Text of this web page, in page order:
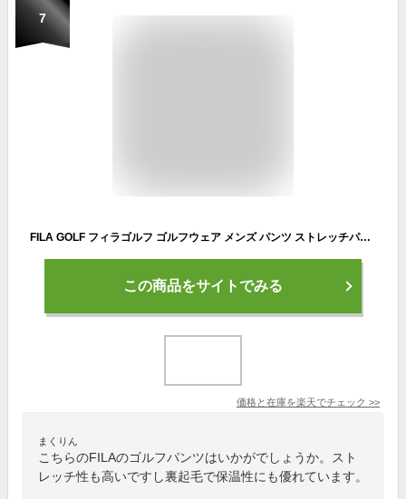
7
FILA GOLF フィラゴルフ ゴルフウェア メンズ パンツ ストレッチパンツ ブランド 秋 冬 裏起毛 あったか 保温 防寒 伸びる 伸縮性 UVカット Dカン ボトムス 78 82 86 90 94 ゆったり 大きいサイズ スポーツ プレゼント
この商品をサイトでみる
価格と在庫を楽天でチェック >>
まくりん
こちらのFILAのゴルフパンツはいかがでしょうか。スト
レッチ性も高いですし裏起毛で保温性にも優れています。